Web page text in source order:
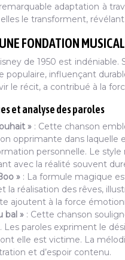
adaptation à
le transforment,
FONDATION
de 1950 est
populaire, influençant
le récit, a contribué à la
et analyse des paroles
» : Cette chanson
opprimante dans laquelle
personnelle. Le
avec la réalité souvent
» : La formule magique
la réalisation des rêves,
ajoutent à la force
bal » : Cette chanson
paroles expriment le
elle est victime. La
et d’espoir contenu.